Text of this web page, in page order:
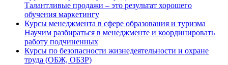
Талантливые продажи – это результат хорошего
обучения маркетингу
Курсы менеджмента в сфере образования и туризма
Научим разбираться в менеджменте и координировать
работу подчиненных
Курсы по безопасности жизнедеятельности и охране
труда (ОБЖ, ОБЗР)